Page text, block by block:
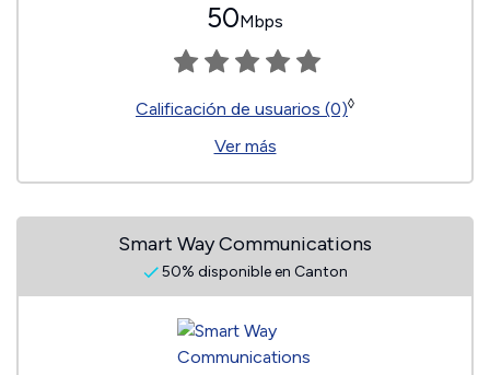
50Mbps
Calificación de usuarios (0)◊
Ver más
Smart Way Communications
50% disponible en Canton